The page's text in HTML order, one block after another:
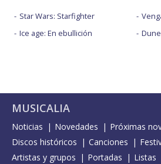
Star Wars: Starfighter
Ice age: En ebullición
MUSICALIA
Noticias Novedades
Próximas
Discos históricos
Canciones
Artistas y grupos
Portadas Listas